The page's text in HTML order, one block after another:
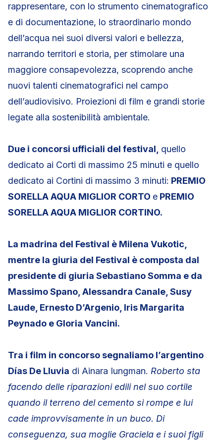
rappresentare, con lo strumento cinematografico
e di documentazione, lo straordinario mondo
dell’acqua nei suoi diversi valori e bellezza,
narrando territori e storia, per stimolare una
maggiore consapevolezza, scoprendo anche
nuovi talenti cinematografici nel campo
dell’audiovisivo. Proiezioni di film e grandi storie
legate alla sostenibilità ambientale.
Due i concorsi ufficiali del festival, quello
dedicato ai Corti di massimo 25 minuti e quello
dedicato ai Cortini di massimo 3 minuti: PREMIO
SORELLA AQUA MIGLIOR CORTO e PREMIO
SORELLA AQUA MIGLIOR CORTINO.
La madrina del Festival è Milena Vukotic,
mentre la giuria del Festival è composta dal
presidente di giuria Sebastiano Somma e da
Massimo Spano, Alessandra Canale, Susy
Laude, Ernesto D’Argenio, Iris Margarita
Peynado e Gloria Vancini.
Tra i film in concorso segnaliamo l’argentino
Días De Lluvia di Ainara Iungman. Roberto sta
facendo delle riparazioni edili nel suo cortile
quando il terreno del cemento si rompe e lui
cade improvvisamente in un buco. Di
conseguenza, sua moglie Graciela e i suoi figli